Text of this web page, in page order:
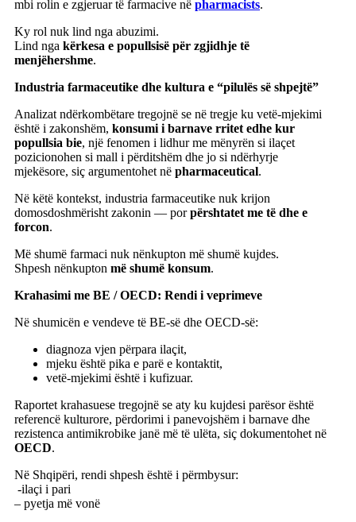
mbi rolin e zgjeruar të farmacive në pharmacists.
Ky rol nuk lind nga abuzimi.
Lind nga kërkesa e popullsisë për zgjidhje të
menjëhershme.
Industria farmaceutike dhe kultura e “pilulës së shpejtë”
Analizat ndërkombëtare tregojnë se në tregje ku vetë-mjekimi
është i zakonshëm, konsumi i barnave rritet edhe kur
popullsia bie, një fenomen i lidhur me mënyrën si ilaçet
pozicionohen si mall i përditshëm dhe jo si ndërhyrje
mjekësore, siç argumentohet në pharmaceutical.
Në këtë kontekst, industria farmaceutike nuk krijon
domosdoshmërisht zakonin — porpërshtatet me të dhe e
forcon.
Më shumë farmaci nuk nënkupton më shumë kujdes.
Shpesh nënkupton më shumë konsum.
Krahasimi me BE / OECD: Rendi i veprimeve
Në shumicën e vendeve të BE-së dhe OECD-së:
diagnoza vjen përpara ilaçit,
mjeku është pika e parë e kontaktit,
vetë-mjekimi është i kufizuar.
Raportet krahasuese tregojnë se aty ku kujdesi parësor është
referencë kulturore, përdorimi i panevojshëm i barnave dhe
rezistenca antimikrobike janë më të ulëta, siç dokumentohet në
OECD.
Në Shqipëri, rendi shpesh është i përmbysur:
-ilaçi i pari
– pyetja më vonë